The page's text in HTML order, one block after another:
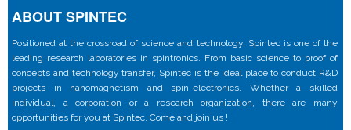
ABOUT SPINTEC
Positioned at the crossroad of science and technology, Spintec is one of the
leading research laboratories in spintronics. From basic science to proof of
concepts and technology transfer, Spintec is the ideal place to conduct R&D
projects in nanomagnetism and spin-electronics. Whether a skilled
individual, a corporation or a research organization, there are many
opportunities for you at Spintec. Come and join us !